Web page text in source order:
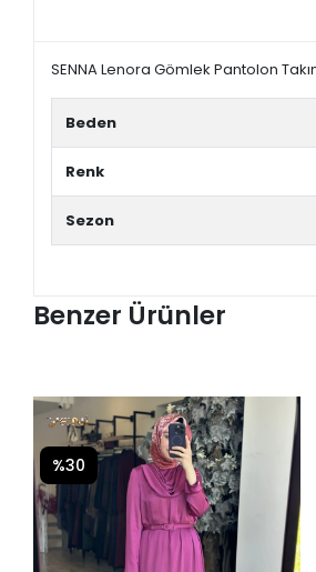
SENNA Lenora Gömlek Pantolon
Beden
Renk
Sezon
Benzer Ürünler
%30